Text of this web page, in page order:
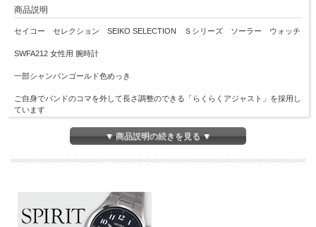
商品説明
セイコー セレクション SEIKO SELECTION Ｓシリーズ ソーラー ウォッチ
SWFA212 女性用 腕時計
一部シャンパンゴールド色めっき
ご自身でバンドのコマを外して長さ調整のできる「らくらくアジャスト」を採用し
ています
■プッシュ式三つ折中留め
■ステンレススチールケース
■ハードレックスガラス
■JIS一種耐磁
▼ 商品説明の続きを見る ▼